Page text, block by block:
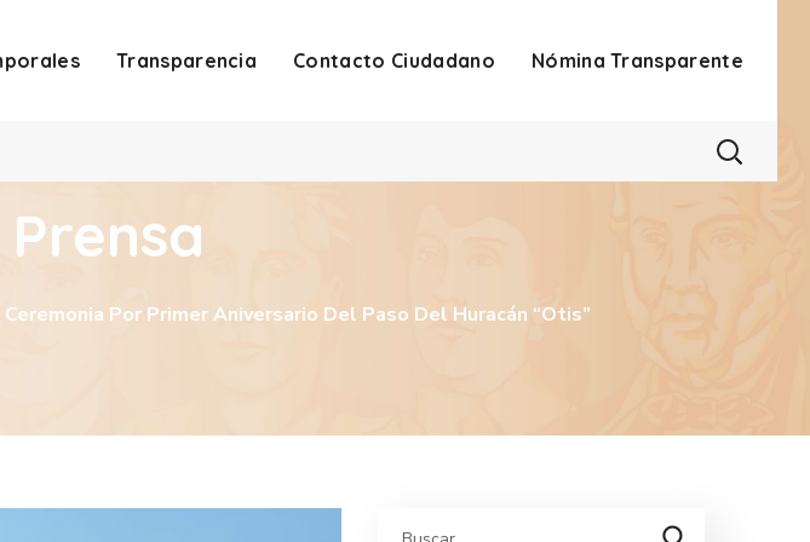
Transparencia Contacto Ciudadano Nómina Transparente
Por Primer Aniversario Del Paso Del Huracán “Otis”